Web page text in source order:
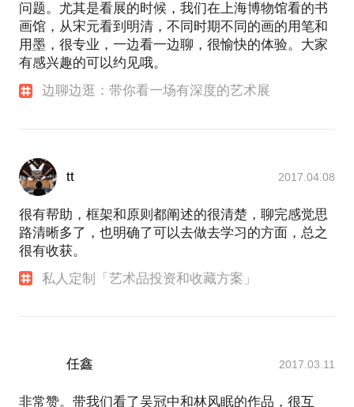
问题。尤其是看展的时候，我们在上海博物馆看的书
画馆，从宋元看到明清，不同时期不同的画的用笔和
用墨，很专业，一边看一边聊，很愉快的体验。大家
有感兴趣的可以约见哦。
边聊边逛：带你看一场有深度的艺术展
tt 2017.04.08
很有帮助，框架和原则都阐述的很清楚，聊完感觉思
路清晰多了，也明确了可以去做去学习的方面，总之
很有收获。
私人定制「艺术品投资和收藏方案」
任鑫 2017.03.11
非常赞。带我们看了吴冠中和林风眠的作品，很互